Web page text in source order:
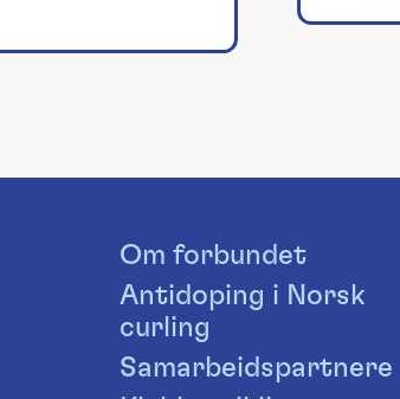
Om forbundet
Antidoping i Norsk
curling
Samarbeidspartnere